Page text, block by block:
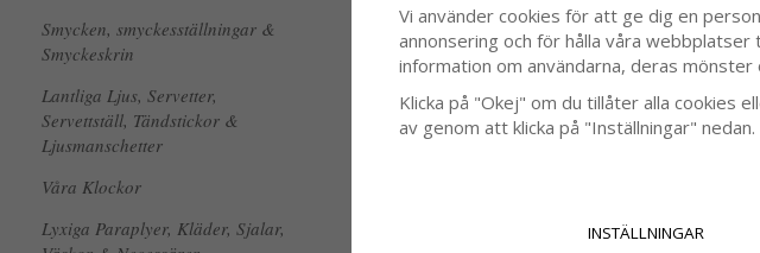
Smycken, smyckesställningar &
Smyckeskrin
Lantliga Ljus, Servetter,
Servettställ, Tändstickor &
Ljusmanschetter
Våra Klockor
Lyxiga Paraplyer, Kläder, Sjalar,
Vi använder cookies för att ge dig en
annonsering och för hålla våra webbplatser
information om användarna, deras mönster
Klicka på "Okej" om du tillåter alla cookies
av genom att klicka på "Inställningar" nedan.
INSTÄLLNINGAR